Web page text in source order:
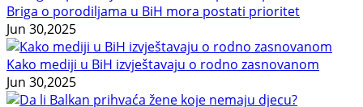
Briga o porodiljama u BiH mora postati prioritet
Jun 30,2025
Kako mediji u BiH izvještavaju o rodno zasnovanom
Jun 30,2025